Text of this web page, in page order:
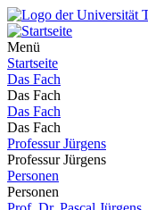
Menü
Startseite
Das Fach
Das Fach
Das Fach
Das Fach
Professur Jürgens
Professur Jürgens
Personen
Personen